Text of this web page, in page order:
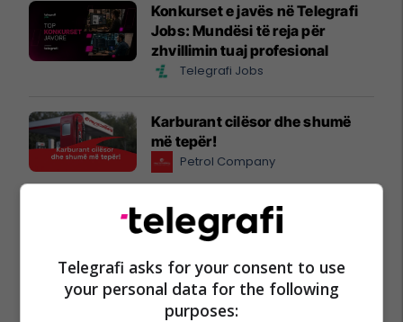
Konkurset e javës në Telegrafi
Jobs: Mundësi të reja për
zhvillimin tuaj profesional
Telegrafi Jobs
Karburant cilësor dhe shumë
më tepër!
Petrol Company
Telegrafi asks for your consent to use
your personal data for the following
purposes: